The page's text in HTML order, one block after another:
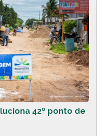
42º ponto de